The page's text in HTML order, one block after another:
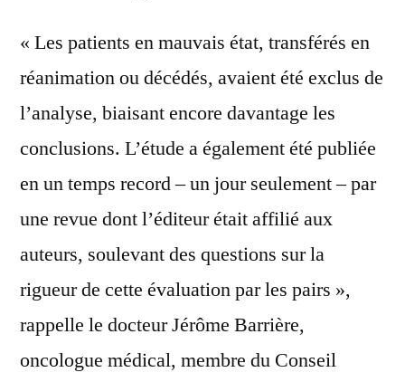
« Les patients en mauvais état, transférés en
réanimation ou décédés, avaient été exclus de
l’analyse, biaisant encore davantage les
conclusions. L’étude a également été publiée
en un temps record – un jour seulement – par
une revue dont l’éditeur était affilié aux
auteurs, soulevant des questions sur la
rigueur de cette évaluation par les pairs »,
rappelle le docteur Jérôme Barrière,
oncologue médical, membre du Conseil